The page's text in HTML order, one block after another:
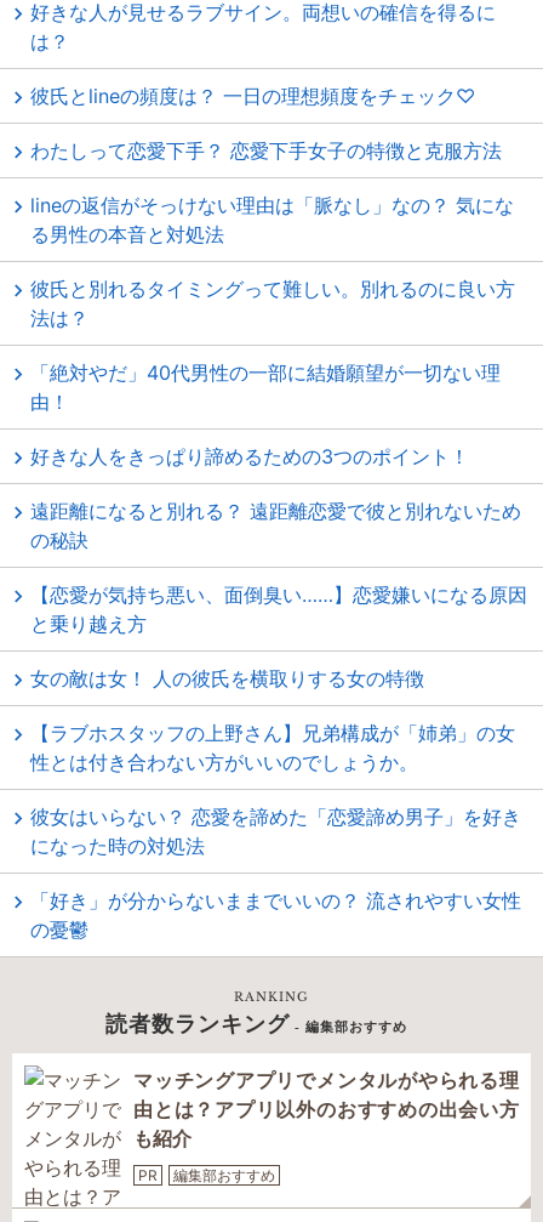
好きな人が見せるラブサイン。両想いの確信を得るに
は？
彼氏とlineの頻度は？ 一日の理想頻度をチェック♡
わたしって恋愛下手？ 恋愛下手女子の特徴と克服方法
lineの返信がそっけない理由は「脈なし」なの？ 気にな
る男性の本音と対処法
彼氏と別れるタイミングって難しい。別れるのに良い方
法は？
「絶対やだ」40代男性の一部に結婚願望が一切ない理
由！
好きな人をきっぱり諦めるための3つのポイント！
遠距離になると別れる？ 遠距離恋愛で彼と別れないため
の秘訣
【恋愛が気持ち悪い、面倒臭い……】恋愛嫌いになる原因
と乗り越え方
女の敵は女！ 人の彼氏を横取りする女の特徴
【ラブホスタッフの上野さん】兄弟構成が「姉弟」の女
性とは付き合わない方がいいのでしょうか。
彼女はいらない？ 恋愛を諦めた「恋愛諦め男子」を好き
になった時の対処法
「好き」が分からないままでいいの？ 流されやすい女性
の憂鬱
RANKING
読者数ランキング - 編集部おすすめ
マッチングアプリでメンタルがやられる理
由とは？アプリ以外のおすすめの出会い方
も紹介
PR 編集部おすすめ